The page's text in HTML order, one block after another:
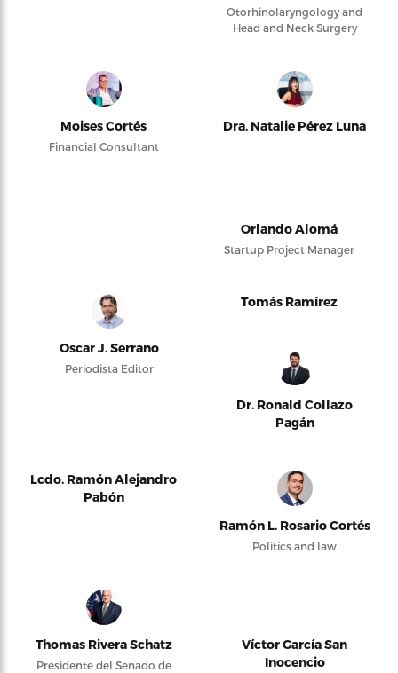
Otorhinolaryngology and
Head and Neck Surgery
Moises Cortés
Financial Consultant
Dra. Natalie Pérez Luna
Orlando Alomá
Startup Project Manager
Oscar J. Serrano
Periodista Editor
Tomás Ramírez
Dr. Ronald Collazo
Pagán
Lcdo. Ramón Alejandro
Pabón
Ramón L. Rosario Cortés
Politics and law
Thomas Rivera Schatz
Presidente del Senado de
Víctor García San
Inocencio